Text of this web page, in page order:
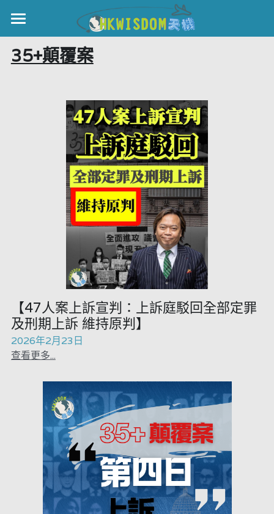
主頁
伊美戰爭
黎智英案
正本清源•黎智英案
美西媒體謊言實錄
宏福火災
宏福‧革新
宏福苑聽證會
宏福火災正視聽
記錄．宏福苑火災
反華推手你要知
反華推手懶人包
民主派騙案十式
反華推手起底
美西霸凌內幕
美西極權主義
真相直擊
極端暴恐實錄
KOL 專欄
林淑芳專欄
屈穎妍專欄
朱庭萱專欄
莫綺琪專欄
黃萬成專欄
招國偉專欄
絕密法庭檔案
醫院口岸爆炸案
屠龍小隊案
黎智英案審訊
支聯會案
35+顛覆案
生活
吃喝玩指南
休閒好介紹
親子
花生仔漫畫週記
關於我們
人才招聘
投稿熱線
商戶合作
搜索
繁體中文
繁體中文
35+顛覆案
【47人案上訴宣判：上訴庭駁回全部定罪
及刑期上訴 維持原判】
2026年2月23日
查看更多...
部落格分類
所有博客分類
休閒好介紹
龔靜儀大律師專欄
高松傑專欄
大衛sir專欄
林伯強專欄
朱庭萱專欄
曾子晴專欄
莫綺琪專欄